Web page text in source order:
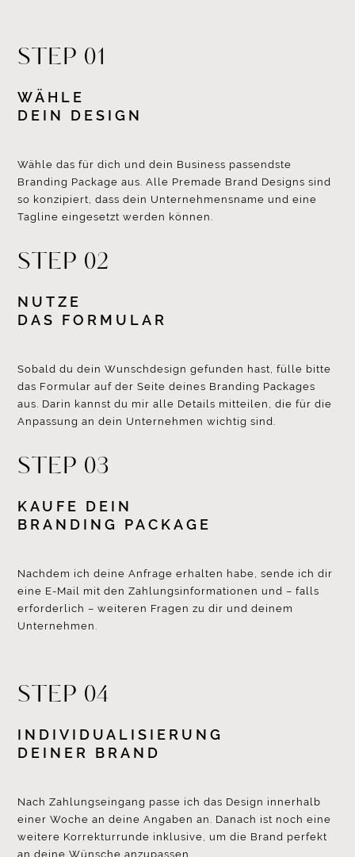
STEP 01
WÄHLE
DEIN DESIGN
Wähle das für dich und dein Business passendste
Branding Package aus. Alle Premade Brand Designs sind
so konzipiert, dass dein Unternehmensname und eine
Tagline eingesetzt werden können.
STEP 02
NUTZE
DAS FORMULAR
Sobald du dein Wunschdesign gefunden hast, fülle bitte
das Formular auf der Seite deines Branding Packages
aus. Darin kannst du mir alle Details mitteilen, die für die
Anpassung an dein Unternehmen wichtig sind.
STEP 03
KAUFE DEIN
BRANDING PACKAGE
Nachdem ich deine Anfrage erhalten habe, sende ich dir
eine E-Mail mit den Zahlungsinformationen und – falls
erforderlich – weiteren Fragen zu dir und deinem
Unternehmen.
STEP 04
INDIVIDUALISIERUNG
DEINER BRAND
Nach Zahlungseingang passe ich das Design innerhalb
einer Woche an deine Angaben an. Danach ist noch eine
weitere Korrekturrunde inklusive, um die Brand perfekt
an deine Wünsche anzupassen.